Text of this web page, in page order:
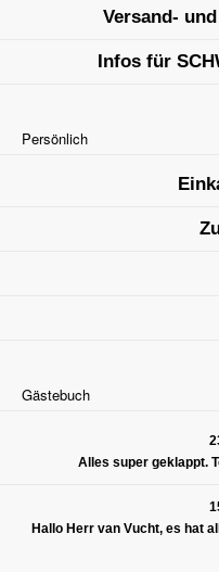
Versand-
Infos für
Persönlich
Gästebuch
Alles super geklappt.
Hallo Herr van Vucht, es hat